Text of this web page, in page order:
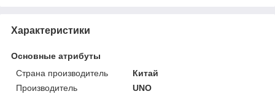
Характеристики
Основные атрибуты
Страна производитель
Китай
Производитель
UNO